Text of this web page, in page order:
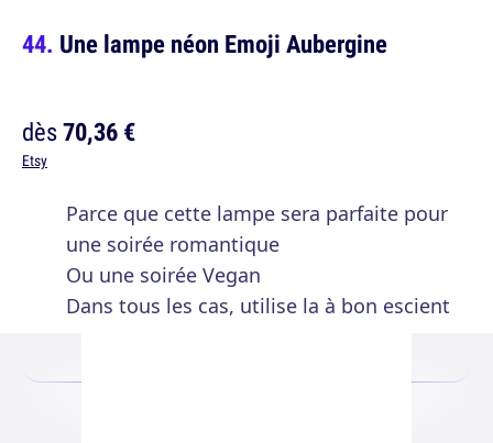
Une lampe néon Emoji Aubergine
dès70,36 €
Etsy
Parce que cette lampe sera parfaite pour
une soirée romantique
Ou une soirée Vegan
Dans tous les cas, utilise la à bon escient